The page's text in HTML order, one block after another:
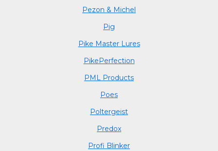
Pezon & Michel
Pig
Pike Master Lures
PikePerfection
PML Products
Poes
Poltergeist
Predox
Profi Blinker